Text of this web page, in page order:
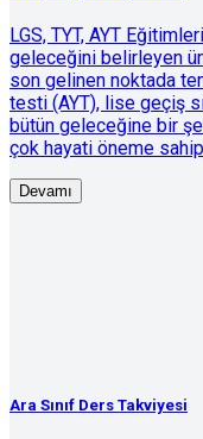
LGS, TYT, AYT
geleceğini belirleyen
son gelinen noktada
testi (AYT), lise geçiş
bütün geleceğine bir
çok hayati öneme
Devamı
Ara Sınıf Ders Takviyesi